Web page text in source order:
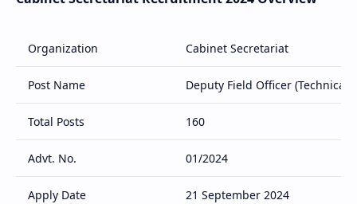
Organization Cabinet Secretariat
Post Name Deputy Field Officer (Technical)
Total Posts 160
Advt. No. 01/2024
Apply Date 21 September 2024